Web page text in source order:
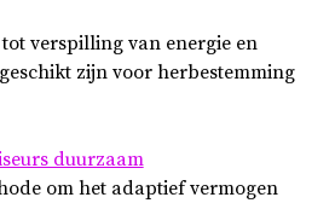
verspilling van energie en
zijn voor herbestemming
duurzaam
om het adaptief vermogen